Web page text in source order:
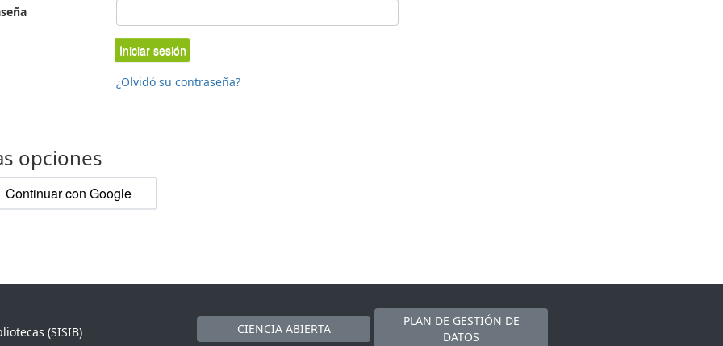
Iniciar sesión
¿Olvidó su contraseña?
opciones
Continuar con Google
(SISIB)
CIENCIA ABIERTA
PLAN DE GESTIÓN DE
DATOS